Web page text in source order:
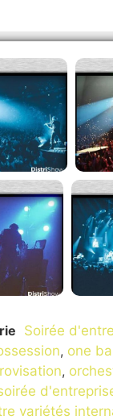
Soirée
, one
,
variétés